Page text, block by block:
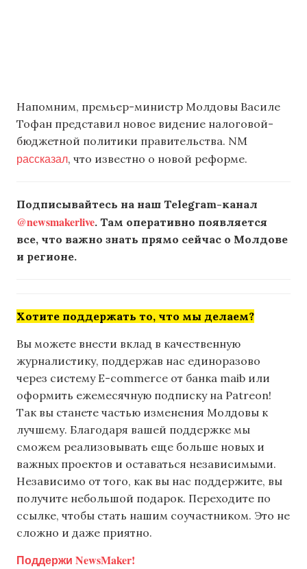
Напомним, премьер-министр Молдовы Василе
Тофан представил новое видение налоговой-
бюджетной политики правительства. NM
рассказал, что известно о новой реформе.
Подписывайтесь на наш Telegram-канал
@newsmakerlive. Там оперативно появляется
все, что важно знать прямо сейчас о Молдове
и регионе.
Хотите поддержать то, что мы делаем?
Вы можете внести вклад в качественную
журналистику, поддержав нас единоразово
через систему E-commerce от банка maib или
оформить ежемесячную подписку на Patreon!
Так вы станете частью изменения Молдовы к
лучшему. Благодаря вашей поддержке мы
сможем реализовывать еще больше новых и
важных проектов и оставаться независимыми.
Независимо от того, как вы нас поддержите, вы
получите небольшой подарок. Переходите по
ссылке, чтобы стать нашим соучастником. Это не
сложно и даже приятно.
Поддержи NewsMaker!